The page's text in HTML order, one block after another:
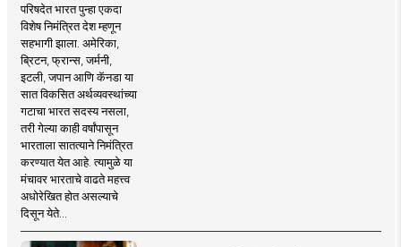
परिषदेत भारत पुन्हा एकदा
विशेष निमंत्रित देश म्हणून
सहभागी झाला. अमेरिका,
ब्रिटन, फ्रान्स, जर्मनी,
इटली, जपान आणि कॅनडा या
सात विकसित अर्थव्यवस्थांच्या
गटाचा भारत सदस्य नसला,
तरी गेल्या काही वर्षांपासून
भारताला सातत्याने निमंत्रित
करण्यात येत आहे. त्यामुळे या
मंचावर भारताचे वाढते महत्त्व
अधोरेखित होत असल्याचे
दिसून येते...